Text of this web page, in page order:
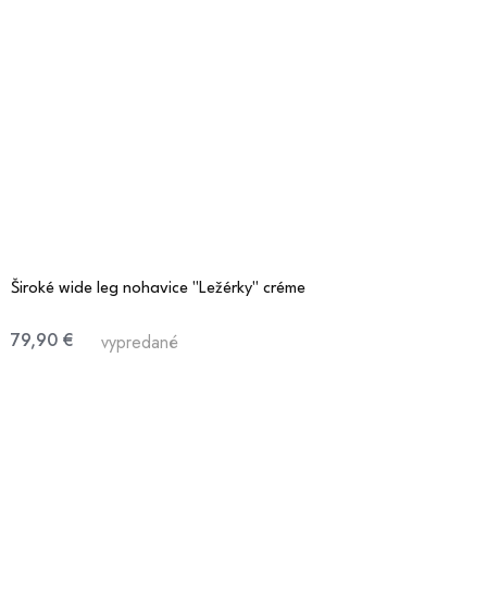
Široké wide leg nohavice "Ležérky" créme
79,90 € vypredané